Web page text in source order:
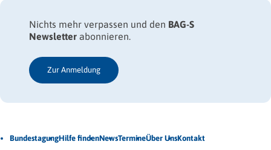
Nichts mehr verpassen und den BAG-S
Newsletter abonnieren.
Zur Anmeldung
BundestagungHilfe findenNewsTermineÜber UnsKontakt